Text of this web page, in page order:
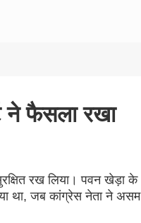
ने फैसला रखा
रख लिया। पवन खेड़ा के
था, जब कांग्रेस नेता ने असम